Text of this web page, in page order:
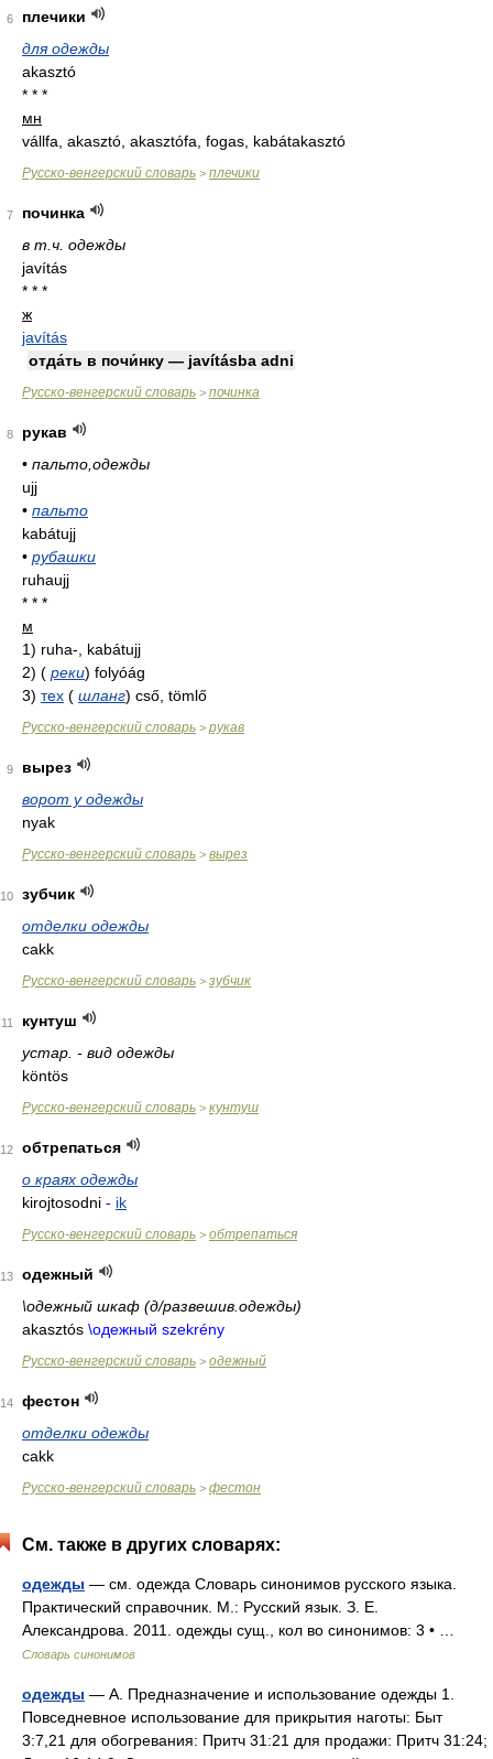
6
плечики
для одежды
akasztó
* * *
мн
vállfa, akasztó, akasztófa, fogas, kabátakasztó
Русско-венгерский словарь > плечики
7
починка
в т.ч. одежды
javítás
* * *
ж
javítás
отда́ть в почи́нку — javításba adni
Русско-венгерский словарь > починка
8
рукав
• пальто,одежды
ujj
• пальто
kabátujj
• рубашки
ruhaujj
* * *
м
1) ruha-, kabátujj
2) ( реки) folyóág
3) тех ( шланг) cső, tömlő
Русско-венгерский словарь > рукав
9
вырез
ворот у одежды
nyak
Русско-венгерский словарь > вырез
10
зубчик
отделки одежды
cakk
Русско-венгерский словарь > зубчик
11
кунтуш
устар. - вид одежды
köntös
Русско-венгерский словарь > кунтуш
12
обтрепаться
о краях одежды
kirojtosodni - ik
Русско-венгерский словарь > обтрепаться
13
одежный
\одежный шкаф (д/развешив.одежды)
akasztós \одежный szekrény
Русско-венгерский словарь > одежный
14
фестон
отделки одежды
cakk
Русско-венгерский словарь > фестон
См. также в других словарях:
одежды — см. одежда Словарь синонимов русского языка.
Практический справочник. М.: Русский язык. З. Е.
Александрова. 2011. одежды сущ., кол во синонимов: 3 • …
Словарь синонимов
одежды — А. Предназначение и использование одежды 1.
Повседневное использование для прикрытия наготы: Быт
3:7,21 для обогревания: Притч 31:21 для продажи: Притч 31:24;